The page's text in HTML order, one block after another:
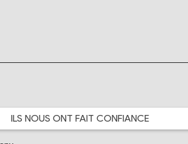
ILS NOUS ONT FAIT CONFIANCE